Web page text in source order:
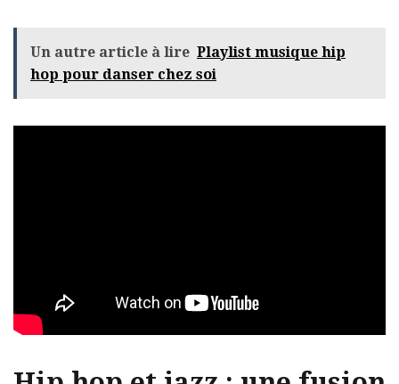
Un autre article à lire Playlist musique hip
hop pour danser chez soi